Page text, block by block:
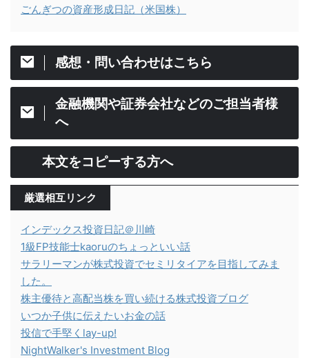
ごんぎつの資産形成日記（米国株）
感想・問い合わせはこちら
金融機関や証券会社などのご担当者様
へ
本文をコピーする方へ
厳選相互リンク
インデックス投資日記＠川崎
1級FP技能士kaoruのちょっといい話
サラリーマンが株式投資でセミリタイアを目指してみま
した。
株主優待と高配当株を買い続ける株式投資ブログ
いつか子供に伝えたいお金の話
投信で手堅くlay-up!
NightWalker's Investment Blog